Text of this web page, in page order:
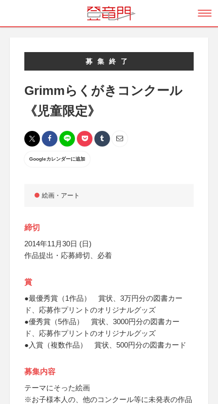
募集終了
Grimmらくがきコンクール
《児童限定》
Googleカレンダーに追加
絵画・アート
締切
2014年11月30日 (日)
作品提出・応募締切、必着
賞
●最優秀賞（1作品） 賞状、3万円分の図書カー
ド、応募作プリントのオリジナルグッズ
●優秀賞（5作品） 賞状、3000円分の図書カー
ド、応募作プリントのオリジナルグッズ
●入賞（複数作品） 賞状、500円分の図書カード
募集内容
テーマにそった絵画
※お子様本人の、他のコンクール等に未発表の作品